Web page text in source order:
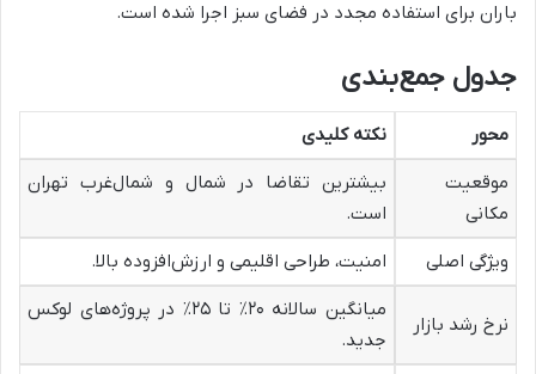
باران برای استفاده مجدد در فضای سبز اجرا شده است.
جدول جمع‌بندی
محور
نکته کلیدی
موقعیت
مکانی
بیشترین تقاضا در شمال و شمال‌غرب تهران
است.
ویژگی اصلی
امنیت، طراحی اقلیمی و ارزش‌افزوده بالا.
نرخ رشد بازار
میانگین سالانه ۲۰٪ تا ۲۵٪ در پروژه‌های لوکس
جدید.